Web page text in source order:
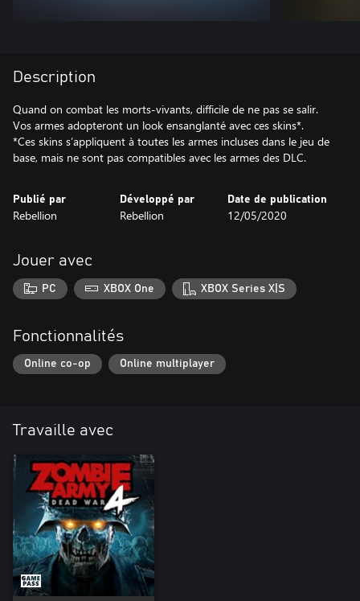
Description
Quand on combat les morts-vivants, difficile de ne pas se salir.
Vos armes adopteront un look ensanglanté avec ces skins*.
*Ces skins s’appliquent à toutes les armes incluses dans le jeu de
base, mais ne sont pas compatibles avec les armes des DLC.
Publié par
Rebellion
Développé par
Rebellion
Date de publication
12/05/2020
Jouer avec
PC XBOX One XBOX Series X|S
Fonctionnalités
Online co-op Online multiplayer
Travaille avec